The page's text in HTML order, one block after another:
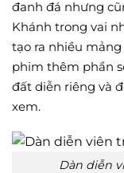
đanh đá nhưng
Khánh trong vai
tạo ra nhiều
phim thêm phần
đất diễn riêng và
xem.
Dàn diễn